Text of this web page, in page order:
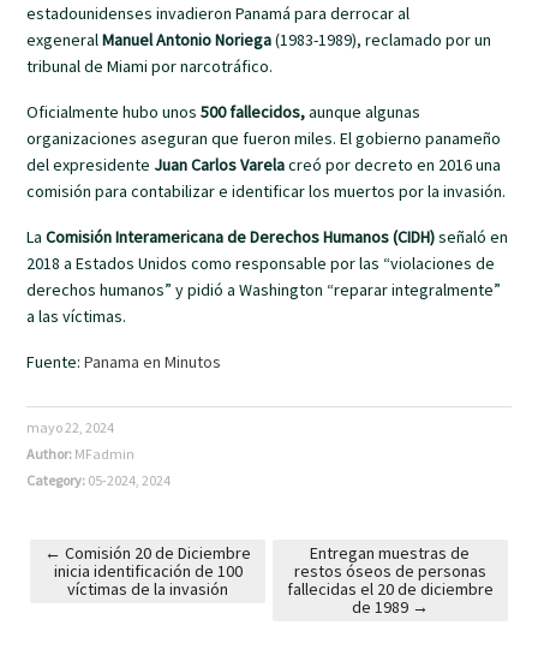
estadounidenses invadieron Panamá para derrocar al
exgeneralManuel Antonio Noriega(1983-1989), reclamado por un
tribunal de Miami por narcotráfico.
Oficialmente hubo unos 500 fallecidos,aunque algunas
organizaciones aseguran que fueron miles. El gobierno panameño
del expresidente Juan Carlos Varelacreó por decreto en 2016 una
comisión para contabilizar e identificar los muertos por la invasión.
LaComisión Interamericana de Derechos Humanos (CIDH)señaló en
2018 a Estados Unidos como responsable por las “violaciones de
derechos humanos” y pidió a Washington “reparar integralmente”
a las víctimas.
Fuente: Panama en Minutos
mayo 22, 2024
Author: MFadmin
Category: 05-2024 ,2024
Post navigation
← Comisión 20 de Diciembre
inicia identificación de 100
víctimas de la invasión
Entregan muestras de
restos óseos de personas
fallecidas el 20 de diciembre
de 1989 →